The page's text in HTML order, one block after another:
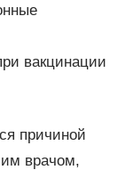
вакцинации
причиной
врачом,